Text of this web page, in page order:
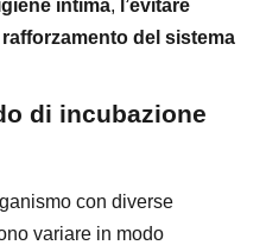
intima, l’evitare
rafforzamento del sistema
di incubazione
con diverse
variare in modo